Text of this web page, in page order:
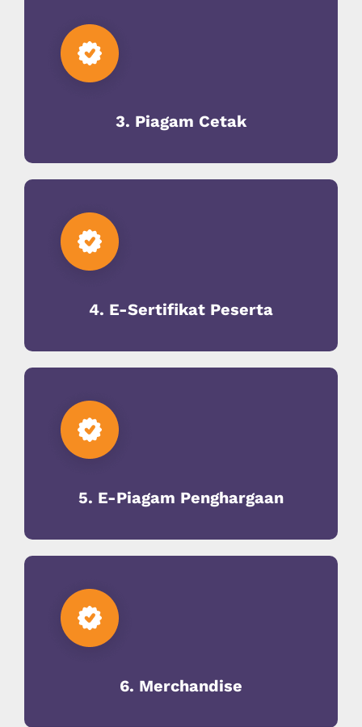
3. Piagam Cetak
4. E-Sertifikat Peserta
5. E-Piagam Penghargaan
6. Merchandise